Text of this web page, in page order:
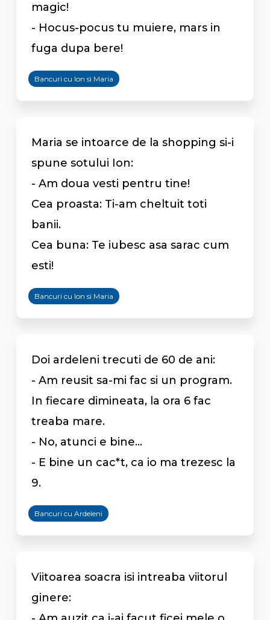
magic!
- Hocus-pocus tu muiere, mars in
fuga dupa bere!
Bancuri cu Ion si Maria
Maria se intoarce de la shopping si-i
spune sotului Ion:
- Am doua vesti pentru tine!
Cea proasta: Ti-am cheltuit toti
banii.
Cea buna: Te iubesc asa sarac cum
esti!
Bancuri cu Ion si Maria
Doi ardeleni trecuti de 60 de ani:
- Am reusit sa-mi fac si un program.
In fiecare dimineata, la ora 6 fac
treaba mare.
- No, atunci e bine...
- E bine un cac*t, ca io ma trezesc la
9.
Bancuri cu Ardeleni
Viitoarea soacra isi intreaba viitorul
ginere: